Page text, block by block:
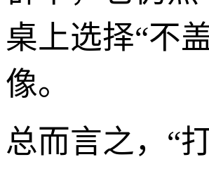
桌上选择“不
像。
总而言之，“